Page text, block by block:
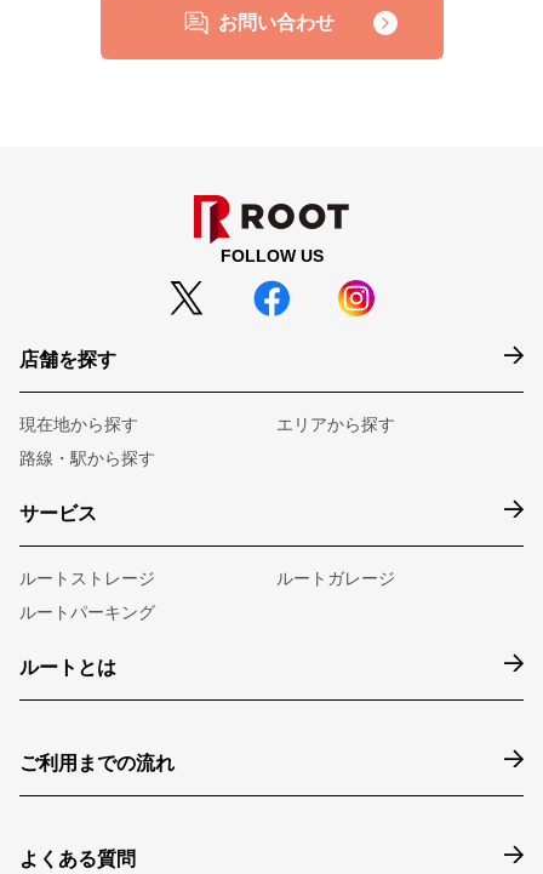
お問い合わせ
FOLLOW US
店舗を探す
現在地から探す
エリアから探す
路線・駅から探す
サービス
ルートストレージ
ルートガレージ
ルートパーキング
ルートとは
ご利用までの流れ
よくある質問